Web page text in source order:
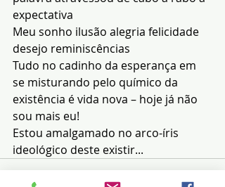
expectativa
Meu sonho ilusão alegria felicidade
desejo reminiscências
Tudo no cadinho da esperança em
se misturando pelo químico da
existência é vida nova – hoje já não
sou mais eu!
Estou amalgamado no arco-íris
ideológico deste existir...